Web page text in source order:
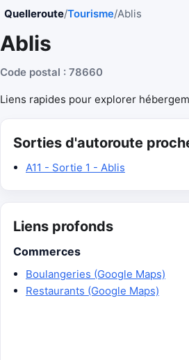
Quelleroute/Tourisme/Ablis
Ablis
Code postal : 78660
Liens rapides pour explorer
Sorties d'autoroute
A11 - Sortie 1 - Ablis
Liens profonds
Commerces
Boulangeries (Google Maps)
Restaurants (Google Maps)